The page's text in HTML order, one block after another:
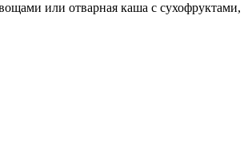
или отварная каша с сухофруктами,